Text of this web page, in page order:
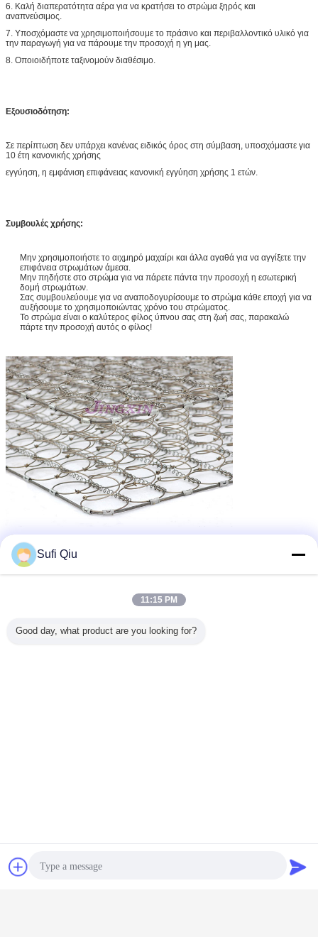
6. Καλή διαπερατότητα αέρα για να κρατήσει το στρώμα ξηρός και
αναπνεύσιμος.
7. Υποσχόμαστε να χρησιμοποιήσουμε το πράσινο και περιβαλλοντικό υλικό για
την παραγωγή για να πάρουμε την προσοχή η γη μας.
8. Οποιοιδήποτε ταξινομούν διαθέσιμο.
Εξουσιοδότηση:
Σε περίπτωση δεν υπάρχει κανένας ειδικός όρος στη σύμβαση, υποσχόμαστε για
10 έτη κανονικής χρήσης
εγγύηση, η εμφάνιση επιφάνειας κανονική εγγύηση χρήσης 1 ετών.
Συμβουλές χρήσης:
Μην χρησιμοποιήστε το αιχμηρό μαχαίρι και άλλα αγαθά για να αγγίξετε την
επιφάνεια στρωμάτων άμεσα.
Μην πηδήστε στο στρώμα για να πάρετε πάντα την προσοχή η εσωτερική
δομή στρωμάτων.
Σας συμβουλεύουμε για να αναποδογυρίσουμε το στρώμα κάθε εποχή για να
αυξήσουμε το χρησιμοποιώντας χρόνο του στρώματος.
Το στρώμα είναι ο καλύτερος φίλος ύπνου σας στη ζωή σας, παρακαλώ
πάρτε την προσοχή αυτός ο φίλος!
συζήτηση
Sufi Qiu
11:15 PM
Good day, what product are you looking for?